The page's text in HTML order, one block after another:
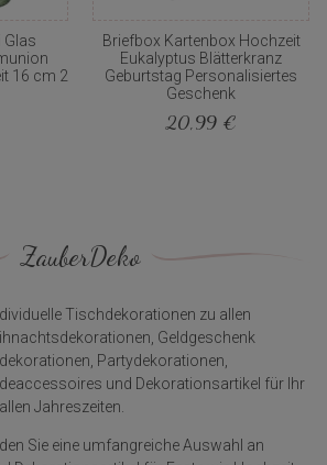
Glas
16 cm 2
Briefbox Kartenbox Hochzeit
Eukalyptus Blätterkranz
Geburtstag Personalisiertes
Geschenk
20,99 €
ZauberDeko
Tischdekorationen zu allen
Geldgeschenk
Partydekorationen,
und Dekorationsartikel für Ihr
Jahreszeiten.
Sie eine umfangreiche Auswahl an